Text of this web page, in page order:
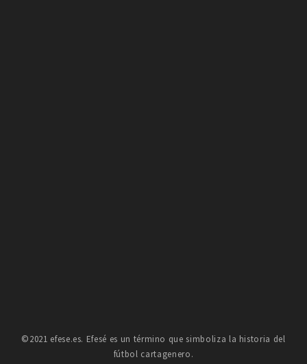
©2021 efese.es. Efesé es un término que simboliza la historia del
fútbol cartagenero.